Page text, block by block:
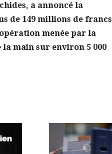
a annoncé la
de 149 millions de francs
menée par la
main sur environ 5 000